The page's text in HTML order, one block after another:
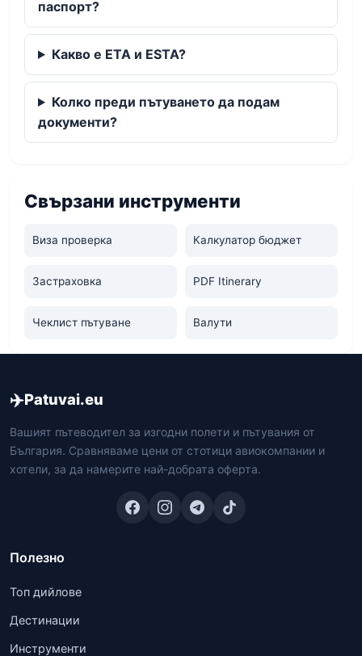
паспорт?
Какво е ETA и ESTA?
Колко преди пътуването да подам
документи?
Свързани инструменти
Виза проверка Калкулатор бюджет
Застраховка PDF Itinerary
Чеклист пътуване Валути
✈️Patuvai.eu
Вашият пътеводител за изгодни полети и пътувания от
България. Сравняваме цени от стотици авиокомпании и
хотели, за да намерите най-добрата оферта.
Полезно
Топ дийлове
Дестинации
Инструменти